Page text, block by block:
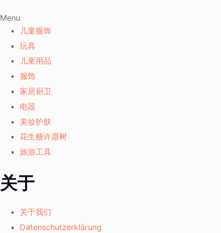
Menu
儿童服饰
玩具
儿童用品
服饰
家居厨卫
电器
美妆护肤
花生糖许愿树
旅游工具
关于
关于我们
Datenschutzerklärung